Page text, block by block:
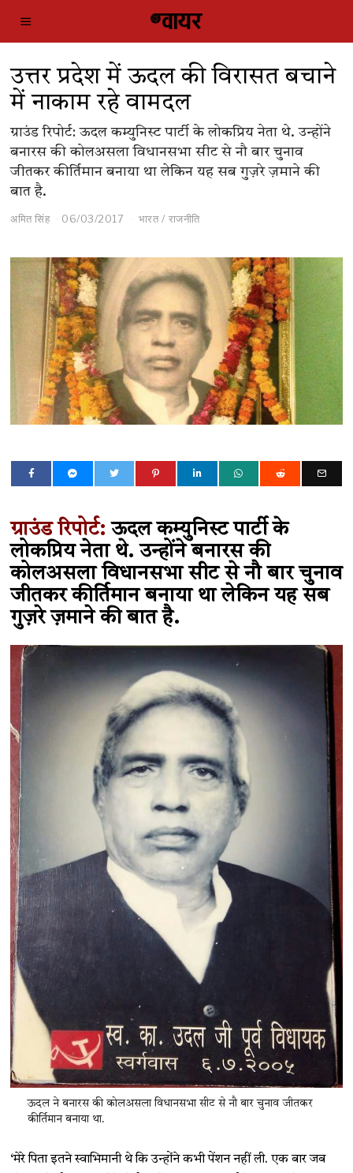
उत्तर प्रदेश में ऊदल की विरासत बचाने
में नाकाम रहे वामदल
ग्राउंड रिपोर्ट: ऊदल कम्युनिस्ट पार्टी के लोकप्रिय नेता थे. उन्होंने
बनारस की कोलअसला विधानसभा सीट से नौ बार चुनाव
जीतकर कीर्तिमान बनाया था लेकिन यह सब गुज़रे ज़माने की
बात है.
अमित सिंह 06/03/2017 भारत / राजनीति
ग्राउंड रिपोर्ट: ऊदल कम्युनिस्ट पार्टी के
लोकप्रिय नेता थे. उन्होंने बनारस की
कोलअसला विधानसभा सीट से नौ बार चुनाव
जीतकर कीर्तिमान बनाया था लेकिन यह सब
गुज़रे ज़माने की बात है.
ऊदल ने बनारस की कोलअसला विधानसभा सीट से नौ बार चुनाव जीतकर
कीर्तिमान बनाया था.
‘मेरे पिता इतने स्वाभिमानी थे कि उन्होंने कभी पेंशन नहीं ली. एक बार जब